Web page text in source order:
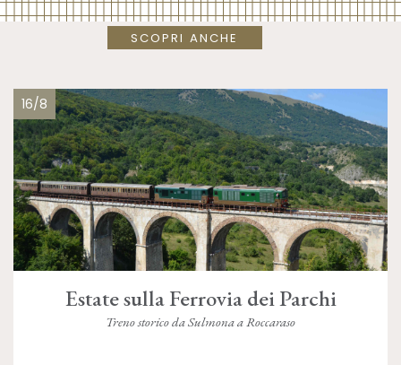
SCOPRI ANCHE
16/8
Estate sulla Ferrovia dei Parchi
Treno storico da Sulmona a Roccaraso